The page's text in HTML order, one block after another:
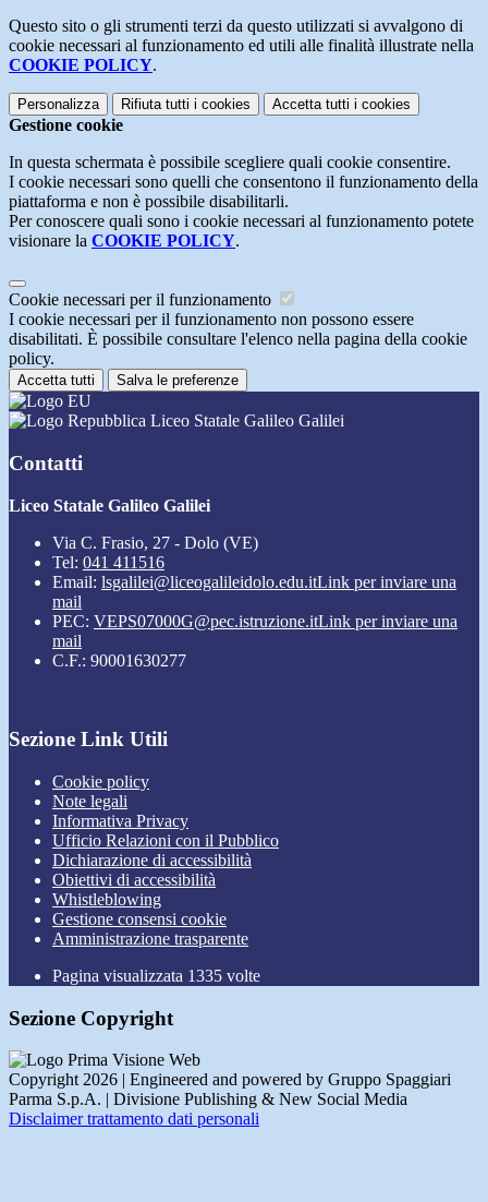
Questo sito o gli strumenti terzi da questo utilizzati si avvalgono di
cookie necessari al funzionamento ed utili alle finalità illustrate nella
COOKIE POLICY.
Personalizza Rifiuta tutti i cookies Accetta tutti i cookies
Gestione cookie
In questa schermata è possibile scegliere quali cookie consentire.
I cookie necessari sono quelli che consentono il funzionamento della
piattaforma e non è possibile disabilitarli.
Per conoscere quali sono i cookie necessari al funzionamento potete
visionare la COOKIE POLICY.
Cookie necessari per il funzionamento
I cookie necessari per il funzionamento non possono essere
disabilitati. È possibile consultare l'elenco nella pagina della cookie
policy.
Accetta tutti Salva le preferenze
Liceo Statale Galileo Galilei
Contatti
Liceo Statale Galileo Galilei
Via C. Frasio, 27 - Dolo (VE)
Tel: 041 411516
Email: lsgalilei@liceogalileidolo.edu.itLink per inviare una
mail
PEC: VEPS07000G@pec.istruzione.itLink per inviare una
mail
C.F.: 90001630277
Sezione Link Utili
Cookie policy
Note legali
Informativa Privacy
Ufficio Relazioni con il Pubblico
Dichiarazione di accessibilità
Obiettivi di accessibilità
Whistleblowing
Gestione consensi cookie
Amministrazione trasparente
Pagina visualizzata 1335 volte
Sezione Copyright
Copyright 2026 | Engineered and powered by Gruppo Spaggiari
Parma S.p.A. | Divisione Publishing & New Social Media
Disclaimer trattamento dati personali